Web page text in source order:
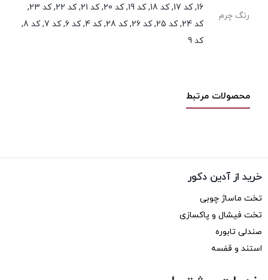
رنگ چرم
16, کد 17, کد 18, کد 19, کد 20, کد 21, کد 22, کد 23,
کد 24, کد 25, کد 26, کد 28, کد 4, کد 6, کد 7, کد 8,
کد 9
محصولات مرتبط
خرید از آدین دکور
تخت ماساژ چوبی
تخت فیشال و پاکسازی
صندلی تابوره
استند و قفسه